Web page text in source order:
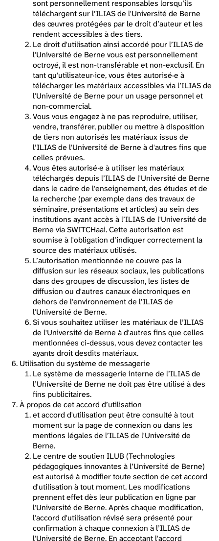
sont personnellement responsables lorsqu’ils
téléchargent sur l’ILIAS de l'Université de Berne
des œuvres protégées par le droit d’auteur et les
rendent accessibles à des tiers.
Le droit d'utilisation ainsi accordé pour l’ILIAS de
l'Université de Berne vous est personnellement
octroyé, il est non-transférable et non-exclusif. En
tant qu'utilisateur·ice, vous êtes autorisé·e à
télécharger les matériaux accessibles via l’ILIAS de
l'Université de Berne pour un usage personnel et
non-commercial.
Vous vous engagez à ne pas reproduire, utiliser,
vendre, transférer, publier ou mettre à disposition
de tiers non autorisés les matériaux issus de
l’ILIAS de l'Université de Berne à d'autres fins que
celles prévues.
Vous êtes autorisé·e à utiliser les matériaux
téléchargés depuis l’ILIAS de l'Université de Berne
dans le cadre de l'enseignement, des études et de
la recherche (par exemple dans des travaux de
séminaire, présentations et articles) au sein des
institutions ayant accès à l’ILIAS de l'Université de
Berne via SWITCHaai. Cette autorisation est
soumise à l'obligation d’indiquer correctement la
source des matériaux utilisés.
L’autorisation mentionnée ne couvre pas la
diffusion sur les réseaux sociaux, les publications
dans des groupes de discussion, les listes de
diffusion ou d'autres canaux électroniques en
dehors de l'environnement de l’ILIAS de
l'Université de Berne.
Si vous souhaitez utiliser les matériaux de l’ILIAS
de l'Université de Berne à d'autres fins que celles
mentionnées ci-dessus, vous devez contacter les
ayants droit desdits matériaux.
Utilisation du système de messagerie
Le système de messagerie interne de l’ILIAS de
l’Université de Berne ne doit pas être utilisé à des
fins publicitaires.
À propos de cet accord d’utilisation
et accord d'utilisation peut être consulté à tout
moment sur la page de connexion ou dans les
mentions légales de l’ILIAS de l'Université de
Berne.
Le centre de soutien ILUB (Technologies
pédagogiques innovantes à l’Université de Berne)
est autorisé à modifier toute section de cet accord
d'utilisation à tout moment. Les modifications
prennent effet dès leur publication en ligne par
l'Université de Berne. Après chaque modification,
l'accord d'utilisation révisé sera présenté pour
confirmation à chaque connexion à l’ILIAS de
l'Université de Berne. En acceptant l'accord